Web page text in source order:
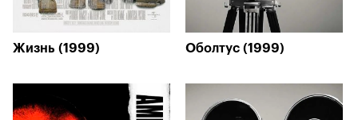
Жизнь (1999) Оболтус (1999)